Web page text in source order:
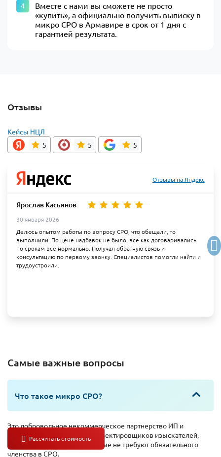
Вместе с нами вы сможете не просто
«купить», а официально получить выписку в
микро СРО в Армавире в срок от 1 дня с
гарантией результата.
Отзывы
Кейсы НЦЛ
5
5 5
Отзывы на Яндекс
Ярослав Касьянов
30 января 2026
Делюсь опытом работы по вопросу СРО, что обещали, то
выполнили. По цене надбавок не было, все как договаривались.
по срокам все нормально. Получал обратную связь и
консультацию по первому звонку. Специалистов помогли найти и
трудоустроили.
Самые важные вопросы
Что такое микро СРО?
Это добровольное некоммерческое партнерство ИП и
организаций – строителей проектировщиков изыскателей,
выполняющих работы, которые не требуют обязательного
членства в СРО.